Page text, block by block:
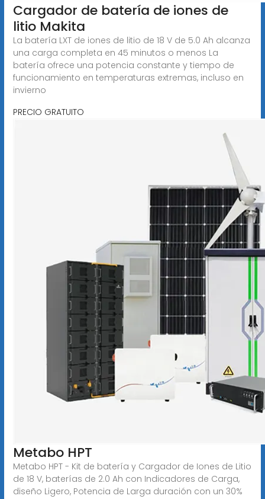
Cargador de batería de iones de
litio Makita
La batería LXT de iones de litio de 18 V de 5.0 Ah alcanza
una carga completa en 45 minutos o menos La
batería ofrece una potencia constante y tiempo de
funcionamiento en temperaturas extremas, incluso en
invierno
PRECIO GRATUITO
Metabo HPT
Metabo HPT - Kit de batería y Cargador de Iones de Litio
de 18 V, baterías de 2.0 Ah con Indicadores de Carga,
diseño Ligero, Potencia de Larga duración con un 30%